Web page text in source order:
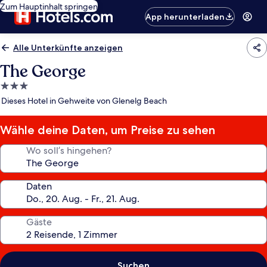
Zum Hauptinhalt springen
App herunterladen
Alle Unterkünfte anzeigen
The George
3.0-
Sterne-
Dieses Hotel in Gehweite von Glenelg Beach
Wähle deine Daten, um Preise zu sehen
Wo soll’s hingehen?
Daten
Gäste